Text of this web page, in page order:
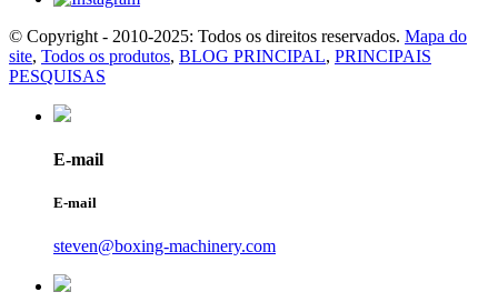
© Copyright - 2010-2025: Todos os direitos reservados. Mapa do
site, Todos os produtos, BLOG PRINCIPAL, PRINCIPAIS
PESQUISAS
E-mail
E-mail
steven@boxing-machinery.com